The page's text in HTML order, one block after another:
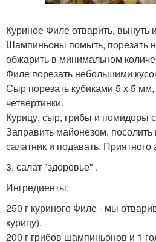
Куриное Филе отварить, вынуть
Шампиньоны помыть, порезать
обжарить в минимальном
Филе порезать небольшими
Сыр порезать кубиками 5 х 5
четвертинки.
Курицу, сыр, грибы и помидоры
Заправить майонезом, посолить
салатник и подавать. Приятного
3. салат "здоровье" .
Ингредиенты:
250 г куриного Филе - мы
курицу).
200 г грибов шампиньонов и 1